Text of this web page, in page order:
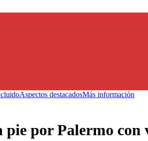
Aspectos destacadosMás información
por Palermo